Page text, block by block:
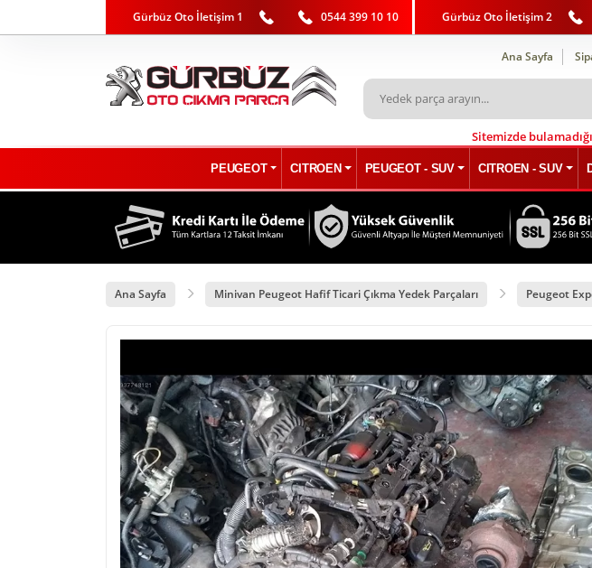
Gürbüz Oto İletişim 1 0544 399 10 10 Gürbüz Oto İletişim 2
Ana Sayfa
Sitemizde
PEUGEOT CITROEN PEUGEOT - SUV CITROEN - SUV
Ana Sayfa Minivan Peugeot Hafif Ticari Çıkma Yedek Parçaları Peugeot